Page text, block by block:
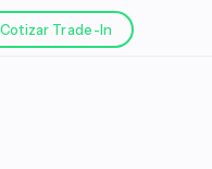
Cotizar Trade-In